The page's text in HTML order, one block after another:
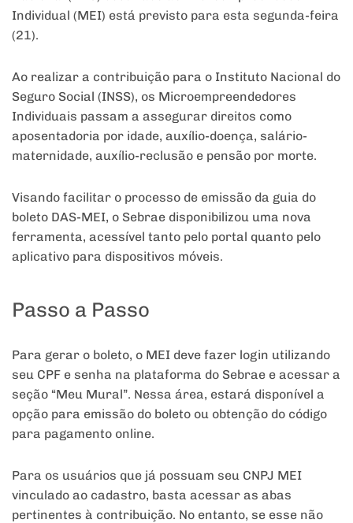
Individual (MEI) está previsto para esta segunda-feira
(21).
Ao realizar a contribuição para o Instituto Nacional do
Seguro Social (INSS), os Microempreendedores
Individuais passam a assegurar direitos como
aposentadoria por idade, auxílio-doença, salário-
maternidade, auxílio-reclusão e pensão por morte.
Visando facilitar o processo de emissão da guia do
boleto DAS-MEI, o Sebrae disponibilizou uma nova
ferramenta, acessível tanto pelo portal quanto pelo
aplicativo para dispositivos móveis.
Passo a Passo
Para gerar o boleto, o MEI deve fazer login utilizando
seu CPF e senha na plataforma do Sebrae e acessar a
seção “Meu Mural”. Nessa área, estará disponível a
opção para emissão do boleto ou obtenção do código
para pagamento online.
Para os usuários que já possuam seu CNPJ MEI
vinculado ao cadastro, basta acessar as abas
pertinentes à contribuição. No entanto, se esse não